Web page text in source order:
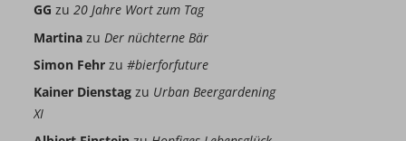
GG zu 20 Jahre Wort zum Tag
Martinazu Der nüchterne Bär
Simon Fehrzu #bierforfuture
Kainer Dienstagzu Urban Beergardening
XI